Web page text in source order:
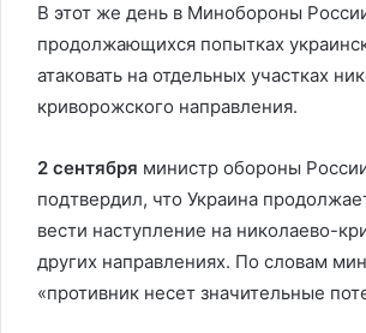
В этот же день в Минобороны
продолжающихся попытках
атаковать на отдельных участках
криворожского направления.
2 сентября министр обороны
подтвердил, что Украина
вести наступление на николаево-
других направлениях. По словам
«противник несет значительные